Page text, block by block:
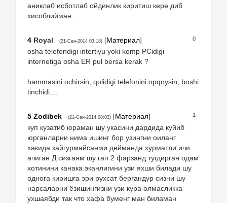
аниклаб исботлаб ойдинлик киритиш кере диб
хисоблийман.
0
4 Royal (21-Сен-2014 03:18) [Материал]
osha telefondigi intertiyu yoki komp PCidigi
internetiga osha ER pul bersa kerak ?
hammasini ochirsin, qolidigi telefonini opqoysin, boshi
tinchidi....
1
5 Zodibek (21-Сен-2014 08:03) [Материал]
куп кузатиб юраман шу укасини дардида куйиб
юрганларни нима ишинг бор узингни оиланг
хакида кайгурмайсанми дейманда хурматли ичи
ачиган Д сизгаям шу гап 2 фарзанд тугдирган одам
хотинини канака эканлигини узи яхши билади шу
однога киришга эри рухсат бергандур сизни шу
нарсаларни ёзишингизни узи кура олмасликка
ухшаябди так что хафа буменг ман биламан